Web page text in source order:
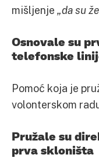
mišljenje „da su
Osnovale su
telefonske
Pomoć koja je
volonterskom
Pružale su
prva skloništa